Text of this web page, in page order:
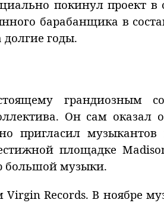
покинул проект в
барабанщика в
годы.
грандиозным
Он сам оказал
пригласил музыкантов
площадке
большой музыки.
Records. В ноябре